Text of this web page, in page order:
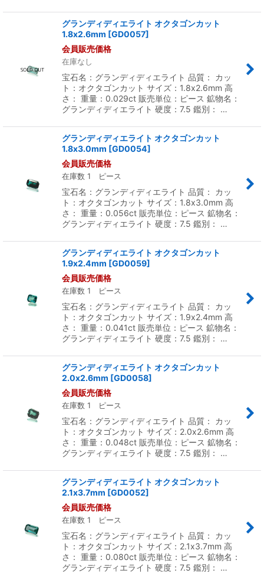
グランディディエライト オクタゴンカット
1.8x2.6mm [GD0057]
会員販売価格
在庫なし
宝石名：グランディディエライト 品質： カッ
ト：オクタゴンカット サイズ：1.8x2.6mm 高
さ： 重量：0.029ct 販売単位：ピース 鉱物名：
グランディディエライト 硬度：7.5 鑑別： …
グランディディエライト オクタゴンカット
1.8x3.0mm [GD0054]
会員販売価格
在庫数 1 ピース
宝石名：グランディディエライト 品質： カッ
ト：オクタゴンカット サイズ：1.8x3.0mm 高
さ： 重量：0.056ct 販売単位：ピース 鉱物名：
グランディディエライト 硬度：7.5 鑑別： …
グランディディエライト オクタゴンカット
1.9x2.4mm [GD0059]
会員販売価格
在庫数 1 ピース
宝石名：グランディディエライト 品質： カッ
ト：オクタゴンカット サイズ：1.9x2.4mm 高
さ： 重量：0.041ct 販売単位：ピース 鉱物名：
グランディディエライト 硬度：7.5 鑑別： …
グランディディエライト オクタゴンカット
2.0x2.6mm [GD0058]
会員販売価格
在庫数 1 ピース
宝石名：グランディディエライト 品質： カッ
ト：オクタゴンカット サイズ：2.0x2.6mm 高
さ： 重量：0.048ct 販売単位：ピース 鉱物名：
グランディディエライト 硬度：7.5 鑑別： …
グランディディエライト オクタゴンカット
2.1x3.7mm [GD0052]
会員販売価格
在庫数 1 ピース
宝石名：グランディディエライト 品質： カッ
ト：オクタゴンカット サイズ：2.1x3.7mm 高
さ： 重量：0.080ct 販売単位：ピース 鉱物名：
グランディディエライト 硬度：7.5 鑑別： …